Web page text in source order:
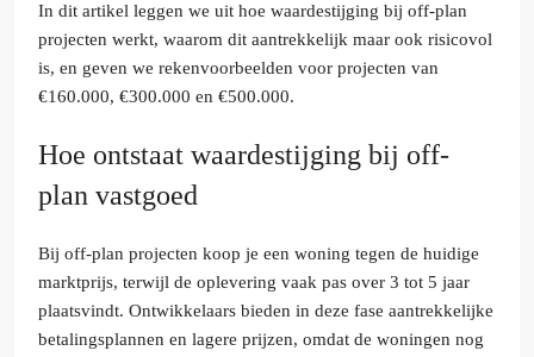
In dit artikel leggen we uit hoe waardestijging bij off-plan
projecten werkt, waarom dit aantrekkelijk maar ook risicovol
is, en geven we rekenvoorbeelden voor projecten van
€160.000, €300.000 en €500.000.
Hoe ontstaat waardestijging bij off-
plan vastgoed
Bij off-plan projecten koop je een woning tegen de huidige
marktprijs, terwijl de oplevering vaak pas over 3 tot 5 jaar
plaatsvindt. Ontwikkelaars bieden in deze fase aantrekkelijke
betalingsplannen en lagere prijzen, omdat de woningen nog